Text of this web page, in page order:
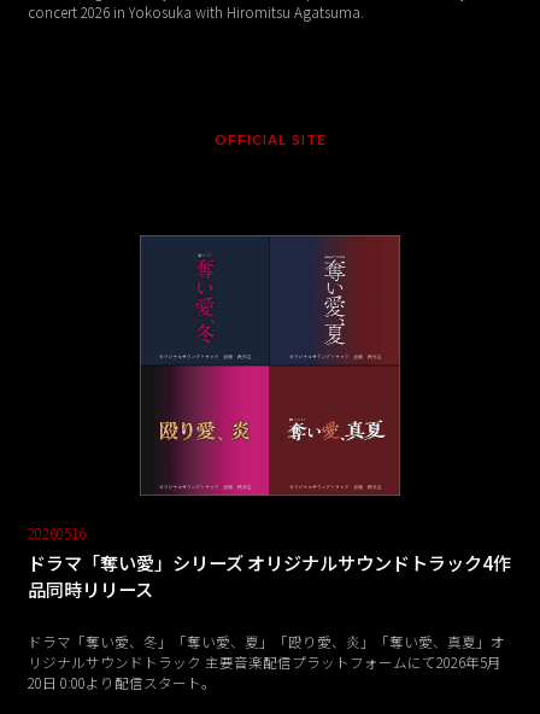
concert 2026 in Yokosuka with Hiromitsu Agatsuma.
OFFICIAL SITE
20260516
ドラマ「奪い愛」シリーズ オリジナルサウンドトラック4作
品同時リリース
ドラマ「奪い愛、冬」「奪い愛、夏」「殴り愛、炎」「奪い愛、真夏」オ
リジナルサウンドトラック 主要音楽配信プラットフォームにて2026年5月
20日 0:00より配信スタート。